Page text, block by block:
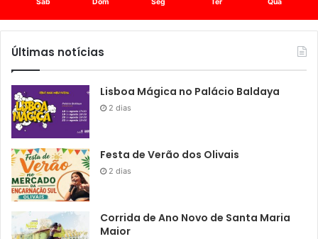
Últimas notícias
Lisboa Mágica no Palácio Baldaya
2 dias
Festa de Verão dos Olivais
2 dias
Corrida de Ano Novo de Santa Maria
Maior